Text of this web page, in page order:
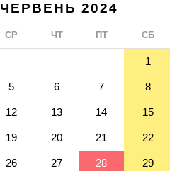
ЧЕРВЕНЬ 2024
СР ЧТ ПТ СБ
1
5 6 7 8
12 13 14 15
19 20 21 22
26 27 28 29